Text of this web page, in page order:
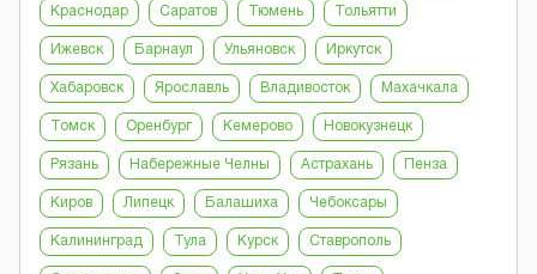
Краснодар Саратов Тюмень Тольятти
Ижевск Барнаул Ульяновск Иркутск
Хабаровск Ярославль Владивосток Махачкала
Томск Оренбург Кемерово Новокузнецк
Рязань Набережные Челны Астрахань Пенза
Киров Липецк Балашиха Чебоксары
Калининград Тула Курск Ставрополь